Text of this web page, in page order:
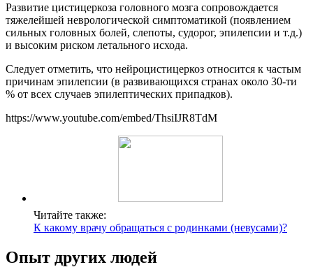
Развитие цистицеркоза головного мозга сопровождается
тяжелейшей неврологической симптоматикой (появлением
сильных головных болей, слепоты, судорог, эпилепсии и т.д.)
и высоким риском летального исхода.
Следует отметить, что нейроцистицеркоз относится к частым
причинам эпилепсии (в развивающихся странах около 30-ти
% от всех случаев эпилептических припадков).
https://www.youtube.com/embed/ThsiIJR8TdM
Читайте также:
К какому врачу обращаться с родинками (невусами)?
Опыт других людей